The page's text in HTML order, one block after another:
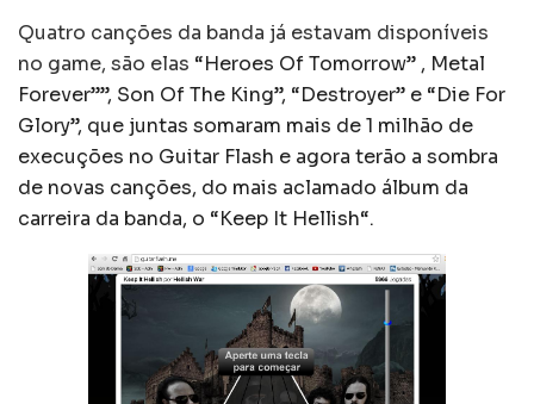
Quatro canções da banda já estavam disponíveis
no game, são elas “Heroes Of Tomorrow” , Metal
Forever””, Son Of The King”, “Destroyer” e “Die For
Glory”, que juntas somaram mais de 1 milhão de
execuções no Guitar Flash e agora terão a sombra
de novas canções, do mais aclamado álbum da
carreira da banda, o “Keep It Hellish“.